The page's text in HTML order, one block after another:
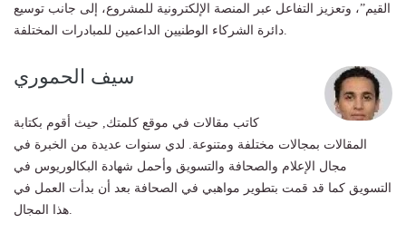
القيم”، وتعزيز التفاعل عبر المنصة الإلكترونية للمشروع، إلى جانب توسيع
سيف الحموري
كاتب مقالات في موقع كلمتك, حيث أقوم بكتابة
المقالات بمجالات مختلفة ومتنوعة. لدي سنوات عديدة من الخبرة في
مجال الإعلام والصحافة والتسويق وأحمل شهادة البكالوريوس في
التسويق كما قد قمت بتطوير مواهبي في الصحافة بعد أن بدأت العمل في